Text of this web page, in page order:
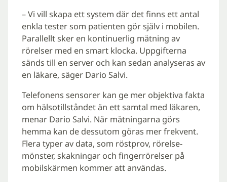
– Vi vill skapa ett system där det finns ett antal
enkla tester som patienten gör själv i mobilen.
Parallellt sker en kontinuerlig mätning av
rörelser med en smart klocka. Uppgifterna
sänds till en server och kan sedan analyseras av
en läkare, säger Dario Salvi.
Telefonens sensorer kan ge mer objektiva fakta
om hälsotillståndet än ett samtal med läkaren,
menar Dario Salvi. När mätningarna görs
hemma kan de dessutom göras mer frekvent.
Flera typer av data, som röstprov, rörelse-
mönster, skakningar och fingerrörelser på
mobilskärmen kommer att användas.